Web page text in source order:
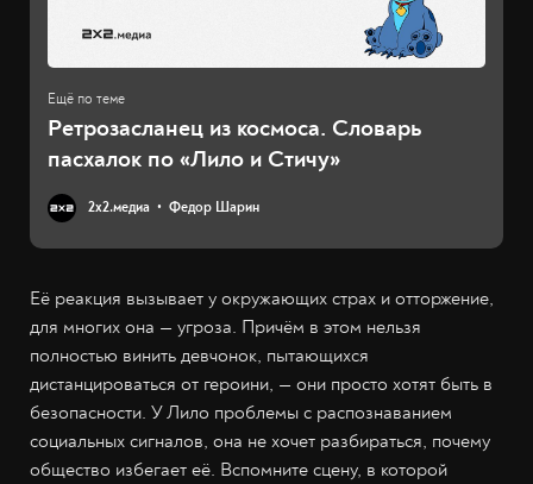
Ретрозасланец из космоса. Словарь
пасхалок по «Лило и Стичу»
2х2.медиа Федор Шарин
Её реакция вызывает у окружающих страх и отторжение,
для многих она — угроза. Причём в этом нельзя
полностью винить девчонок, пытающихся
дистанцироваться от героини, — они просто хотят быть в
безопасности. У Лило проблемы с распознаванием
социальных сигналов, она не хочет разбираться, почему
общество избегает её. Вспомните сцену, в которой